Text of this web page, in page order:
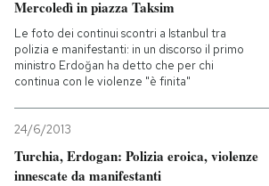
Mercoledì in piazza Taksim
Le foto dei continui scontri a Istanbul tra
polizia e manifestanti: in un discorso il primo
ministro Erdoğan ha detto che per chi
continua con le violenze "è finita"
24/6/2013
Turchia, Erdogan: Polizia eroica, violenze
innescate da manifestanti